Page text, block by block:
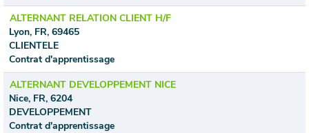
ALTERNANT RELATION CLIENT H/F
Lyon, FR, 69465
CLIENTELE
Contrat d'apprentissage
ALTERNANT DEVELOPPEMENT NICE
Nice, FR, 6204
DEVELOPPEMENT
Contrat d'apprentissage